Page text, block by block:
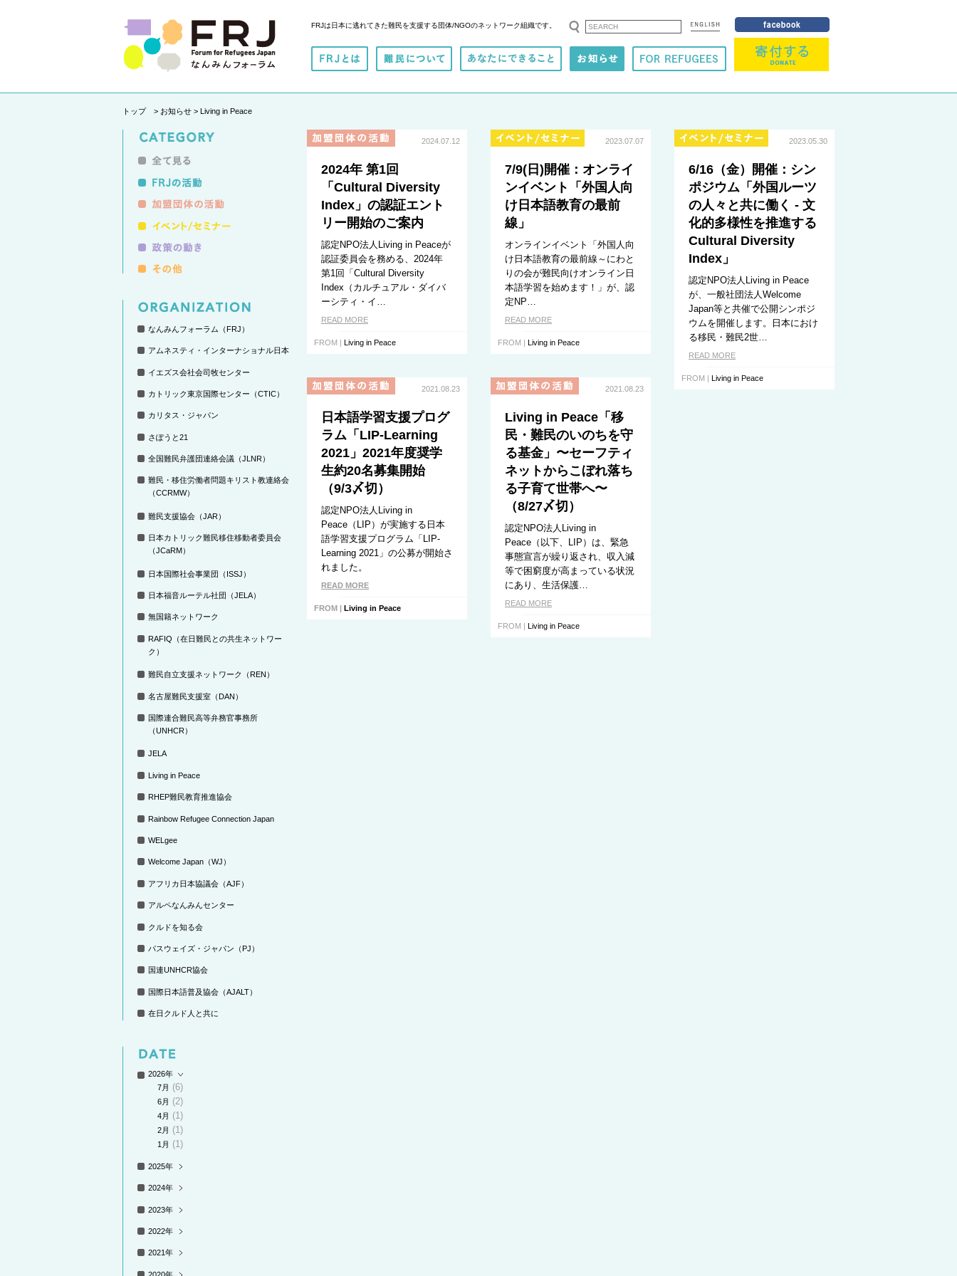
FRJは日本に逃れてきた難民を支援する 団体/NGOのネットワーク組織です。
トップ> お知らせ > Living in Peace
2024.07.12
2024年 第1回
「Cultural Diversity
Index」の認証エント
リー開始のご案内
認定NPO法人Living in Peaceが
認証委員会を務める、2024年
第1回「Cultural Diversity
Index（カルチュアル・ダイバ
ーシティ・イ…
READ MORE
FROM | Living in Peace
2023.07.07
7/9(日)開催：オンライ
ンイベント「外国人向
け日本語教育の最前
線」
オンラインイベント「外国人向
け日本語教育の最前線～にわと
りの会が難民向けオンライン日
本語学習を始めます！」が、認
定NP…
READ MORE
FROM | Living in Peace
2023.05.30
6/16（金）開催：シン
ポジウム「外国ルーツ
の人々と共に働く - 文
化的多様性を推進する
Cultural Diversity
Index」
認定NPO法人Living in Peace
が、一般社団法人Welcome
Japan等と共催で公開シンポジ
ウムを開催します。日本におけ
る移民・難民2世…
READ MORE
FROM | Living in Peace
2021.08.23
日本語学習支援プログ
ラム「LIP-Learning
2021」2021年度奨学
生約20名募集開始
（9/3〆切）
認定NPO法人Living in
Peace（LIP）が実施する日本
語学習支援プログラム「LIP-
Learning 2021」の公募が開始さ
れました。
READ MORE
FROM | Living in Peace
2021.08.23
Living in Peace「移
民・難民のいのちを守
る基金」〜セーフティ
ネットからこぼれ落ち
る子育て世帯へ〜
（8/27〆切）
認定NPO法人Living in
Peace（以下、LIP）は、緊急
事態宣言が繰り返され、収入減
等で困窮度が高まっている状況
にあり、生活保護…
READ MORE
FROM | Living in Peace
なんみんフォーラム（FRJ）
アムネスティ・インターナショナル日本
イエズス会社会司牧センター
カトリック東京国際センター（CTIC）
カリタス・ジャパン
さぽうと21
全国難民弁護団連絡会議（JLNR）
難民・移住労働者問題キリスト教連絡会
（CCRMW）
難民支援協会（JAR）
日本カトリック難民移住移動者委員会
（JCaRM）
日本国際社会事業団（ISSJ）
日本福音ルーテル社団（JELA）
無国籍ネットワーク
RAFIQ（在日難民との共生ネットワー
ク）
難民自立支援ネットワーク（REN）
名古屋難民支援室（DAN）
国際連合難民高等弁務官事務所
（UNHCR）
JELA
Living in Peace
RHEP難民教育推進協会
Rainbow Refugee Connection Japan
WELgee
Welcome Japan（WJ）
アフリカ日本協議会（AJF）
アルペなんみんセンター
クルドを知る会
パスウェイズ・ジャパン（PJ）
国連UNHCR協会
国際日本語普及協会（AJALT）
在日クルド人と共に
2026年
7月
(6)
6月 (2)
4月 (1)
2月 (1)
1月 (1)
2025年
2024年
2023年
2022年
2021年